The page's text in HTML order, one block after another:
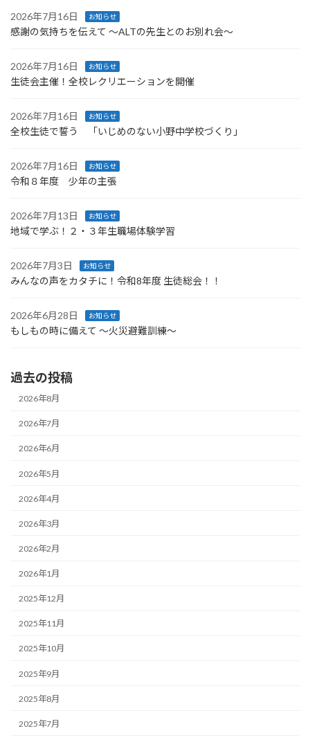
2026年7月16日 お知らせ
感謝の気持ちを伝えて ～ALTの先生とのお別れ会～
2026年7月16日 お知らせ
生徒会主催！全校レクリエーションを開催
2026年7月16日 お知らせ
全校生徒で誓う 「いじめのない小野中学校づくり」
2026年7月16日 お知らせ
令和８年度 少年の主張
2026年7月13日 お知らせ
地域で学ぶ！２・３年生職場体験学習
2026年7月3日 お知らせ
みんなの声をカタチに！令和8年度 生徒総会！！
2026年6月28日 お知らせ
もしもの時に備えて ～火災避難訓練～
過去の投稿
2026年8月
2026年7月
2026年6月
2026年5月
2026年4月
2026年3月
2026年2月
2026年1月
2025年12月
2025年11月
2025年10月
2025年9月
2025年8月
2025年7月